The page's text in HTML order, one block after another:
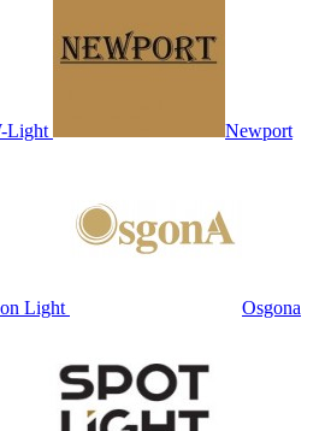
Light Newport
Light Osgona